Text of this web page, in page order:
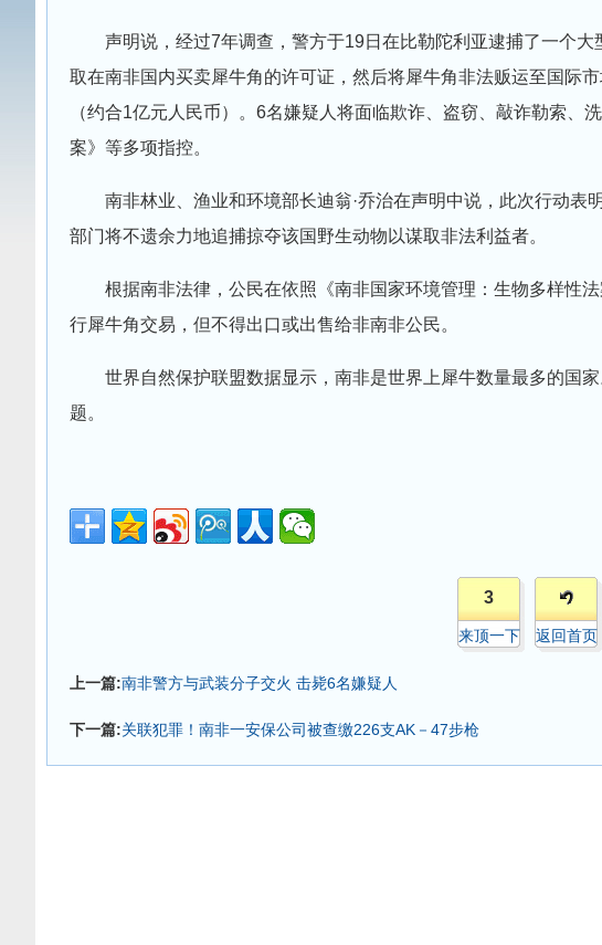
声明说，经过7年调查，警方于19日在比勒陀利亚逮捕了一个
取在南非国内买卖犀牛角的许可证，然后将犀牛角非法贩运至国际
（约合1亿元人民币）。6名嫌疑人将面临欺诈、盗窃、敲诈勒索、
案》等多项指控。
南非林业、渔业和环境部长迪翁·乔治在声明中说，此次行动表
部门将不遗余力地追捕掠夺该国野生动物以谋取非法利益者。
根据南非法律，公民在依照《南非国家环境管理：生物多样性
行犀牛角交易，但不得出口或出售给非南非公民。
世界自然保护联盟数据显示，南非是世界上犀牛数量最多的国
题。
3
来顶一下 返回首页
上一篇:南非警方与武装分子交火 击毙6名嫌疑人
下一篇:关联犯罪！南非一安保公司被查缴226支AK－47步枪